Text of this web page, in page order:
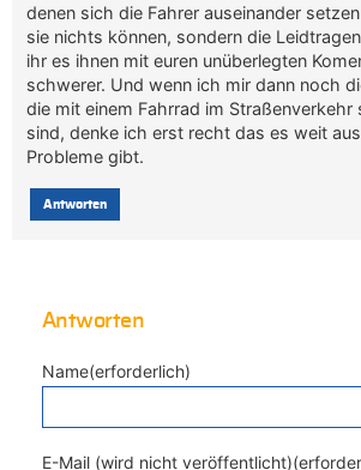
denen sich die Fahrer auseinander
sie nichts können, sondern die
ihr es ihnen mit euren unüberlegten
schwerer. Und wenn ich mir dann noch
die mit einem Fahrrad im
sind, denke ich erst recht das es weit
Probleme gibt.
Antworten
Antworten
Name(erforderlich)
E-Mail (wird nicht